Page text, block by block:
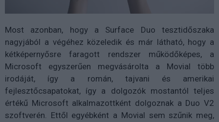
Most azonban, hogy a Surface Duo tesztidőszaka
nagyjából a végéhez közeledik és már látható, hogy a
kétképernyősre faragott rendszer működőképes, a
Microsoft egyszerűen megvásárolta a Movial több
irodáját, így a román, tajvani és amerikai
fejlesztőcsapatokat, így a dolgozók mostantól teljes
értékű Microsoft alkalmazottként dolgoznak a Duo V2
szoftverén. Ettől egyébként a Movial sem szűnik meg,